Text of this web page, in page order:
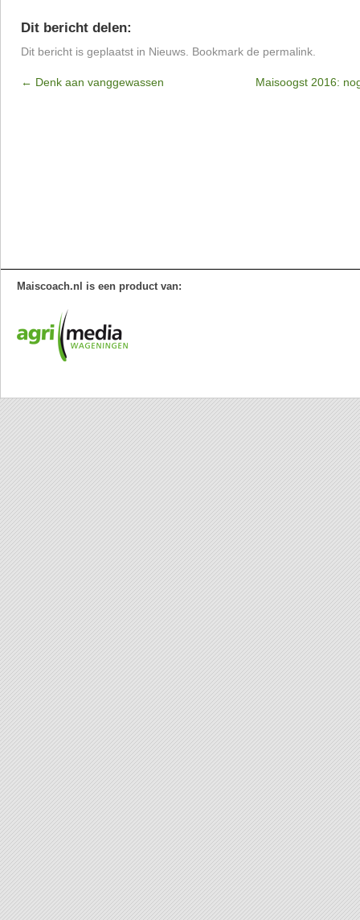
Dit bericht delen:
Dit bericht is geplaatst in Nieuws . Bookmark de permalink
← Denk aan vanggewassen Maisoogst 2016:
Maiscoach.nl is een product van: